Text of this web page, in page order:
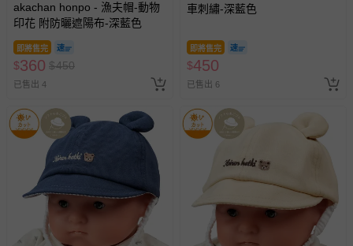
akachan honpo - 漁夫帽-動物
印花 附防曬遮陽布-深藍色
即將售完
$360 $450
已售出 4
車刺繡-深藍色
即將售完
$450
已售出 6